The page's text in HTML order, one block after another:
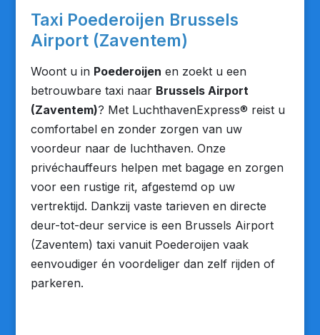
Taxi Poederoijen Brussels
Airport (Zaventem)
Woont u in Poederoijen en zoekt u een
betrouwbare taxi naar Brussels Airport
(Zaventem)? Met LuchthavenExpress® reist u
comfortabel en zonder zorgen van uw
voordeur naar de luchthaven. Onze
privéchauffeurs helpen met bagage en zorgen
voor een rustige rit, afgestemd op uw
vertrektijd. Dankzij vaste tarieven en directe
deur-tot-deur service is een Brussels Airport
(Zaventem) taxi vanuit Poederoijen vaak
eenvoudiger én voordeliger dan zelf rijden of
parkeren.